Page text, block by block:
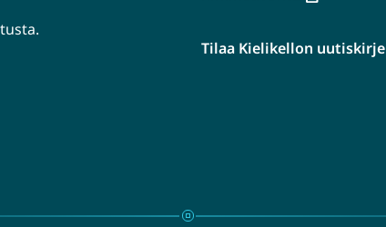
ikkunaan,
Tilaa Kielikellon uutiskirje